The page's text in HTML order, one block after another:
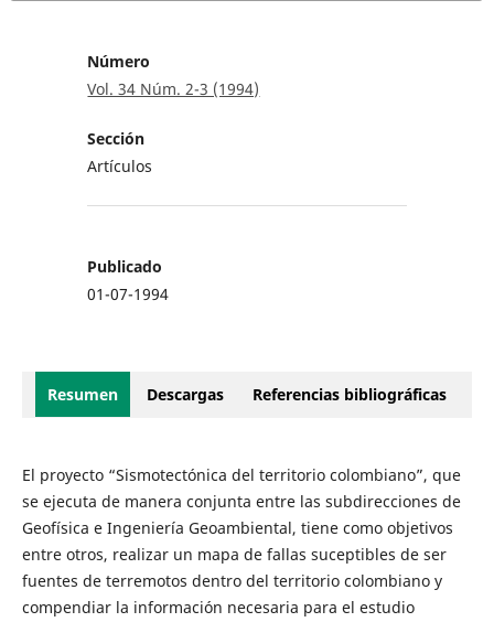
Número
Vol. 34 Núm. 2-3 (1994)
Sección
Artículos
Publicado
01-07-1994
Resumen Descargas Referencias bibliográficas
El proyecto “Sismotectónica del territorio colombiano”, que
se ejecuta de manera conjunta entre las subdirecciones de
Geofísica e Ingeniería Geoambiental, tiene como objetivos
entre otros, realizar un mapa de fallas suceptibles de ser
fuentes de terremotos dentro del territorio colombiano y
compendiar la información necesaria para el estudio